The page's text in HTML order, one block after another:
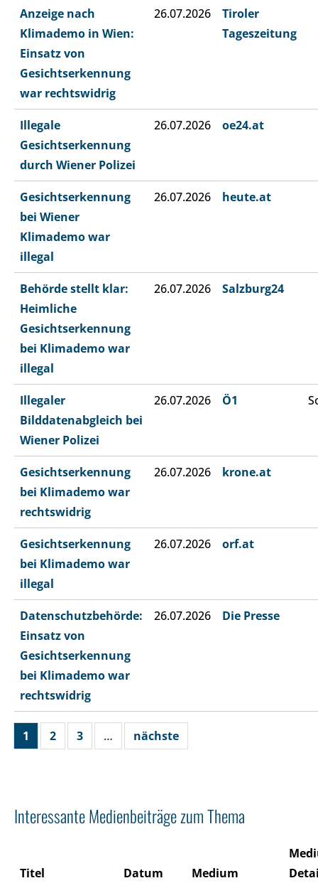
Anzeige nach
Klimademo in Wien:
Einsatz von
Gesichtserkennung
war rechtswidrig
26.07.2026
Tiroler
Tageszeitung
Illegale
Gesichtserkennung
durch Wiener Polizei
26.07.2026 oe24.at
Gesichtserkennung
bei Wiener
Klimademo war
illegal
26.07.2026 heute.at
Behörde stellt klar:
Heimliche
Gesichtserkennung
bei Klimademo war
illegal
26.07.2026 Salzburg24
Illegaler
Bilddatenabgleich bei
Wiener Polizei
26.07.2026 Ö1
Gesichtserkennung
bei Klimademo war
rechtswidrig
26.07.2026 krone.at
Gesichtserkennung
bei Klimademo war
illegal
26.07.2026 orf.at
Datenschutzbehörde:
Einsatz von
Gesichtserkennung
bei Klimademo war
rechtswidrig
26.07.2026 Die Presse
1 2 3 … nächste
Interessante Medienbeiträge zum Thema
Titel Datum Medium